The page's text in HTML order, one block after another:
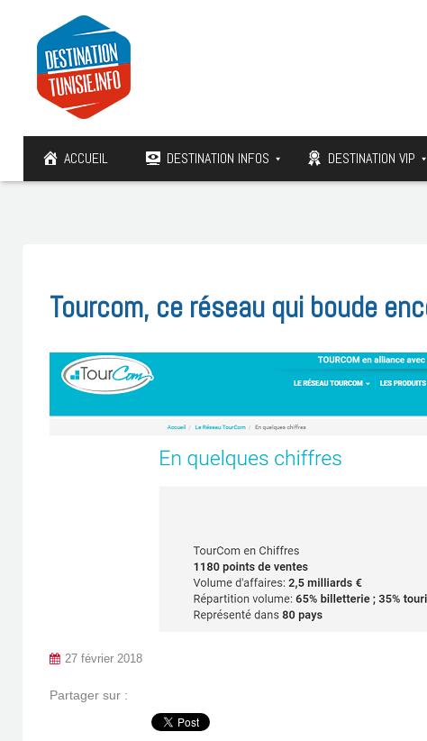
ACCUEIL DESTINATION INFOS DESTINATION VIP
Tourcom, ce réseau qui boude
27 février 2018
Partager sur :